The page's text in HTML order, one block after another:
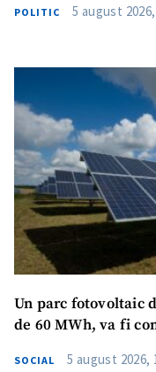
POLITIC 5 august
Un parc fotovoltaic
de 60 MWh, va fi
SOCIAL 5 august 2026,